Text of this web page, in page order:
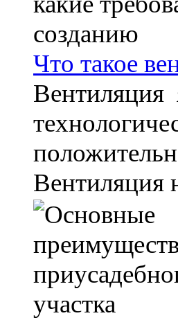
Что такое
Вентиляция
Вентиляция